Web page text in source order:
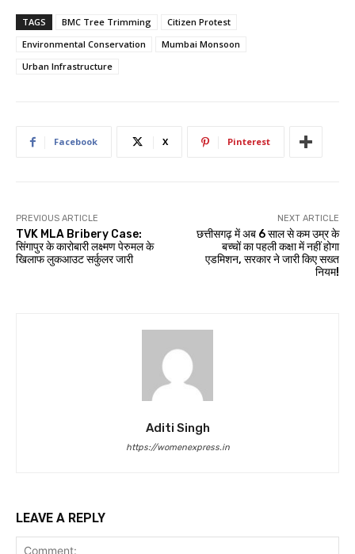
TAGS BMC Tree Trimming
Citizen Protest
Environmental Conservation
Mumbai Monsoon
Urban Infrastructure
Facebook X Pinterest
PREVIOUS ARTICLE
TVK MLA Bribery Case:
सिंगापुर के कारोबारी लक्ष्मण पेरुमल के
खिलाफ लुकआउट सर्कुलर जारी
NEXT ARTICLE
छत्तीसगढ़ में अब 6 साल से कम उम्र के
बच्चों का पहली कक्षा में नहीं होगा
एडमिशन, सरकार ने जारी किए सख्त
नियम!
Aditi Singh
https://womenexpress.in
LEAVE A REPLY